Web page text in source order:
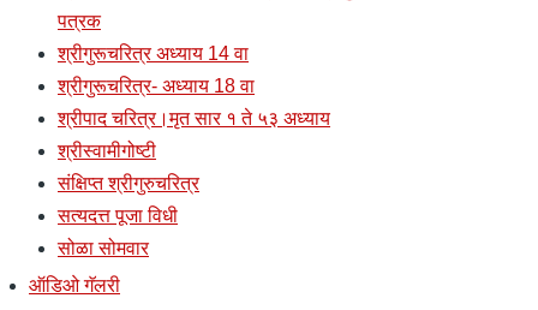
पत्रक
श्रीगुरूचरित्र अध्याय 14 वा
श्रीगुरूचरित्र- अध्याय 18 वा
श्रीपाद चरित्र।मृत सार १ ते ५३ अध्याय
श्रीस्वामीगोष्टी
संक्षिप्त श्रीगुरुचरित्र
सत्यदत्त पूजा विधी
सोळा सोमवार
ऑडिओ गॅलरी